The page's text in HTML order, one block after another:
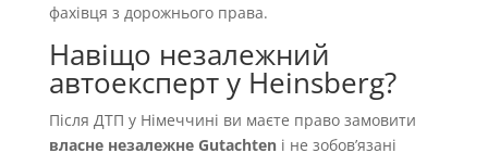
фахівця з дорожнього права.
Навіщо незалежний
автоексперт у Heinsberg?
Після ДТП у Німеччині ви маєте право замовити
власне незалежне Gutachtenі не зобовʼязані